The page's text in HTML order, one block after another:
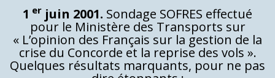
1 erjuin 2001. Sondage SOFRES effectué
pour le Ministère des Transports sur
« L’opinion des Français sur la gestion de la
crise du Concorde et la reprise des vols ».
Quelques résultats marquants, pour ne pas